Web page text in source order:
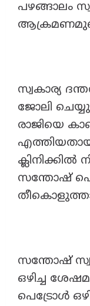
പഴങ്ങാലം
സ്വകാര്യ
ജോലി
രാജിയെ
ക്ലിനിക്കിൽ
സന്തോഷ്
സന്തോഷ്
ഒഴിച്ച
പെട്രോൾ